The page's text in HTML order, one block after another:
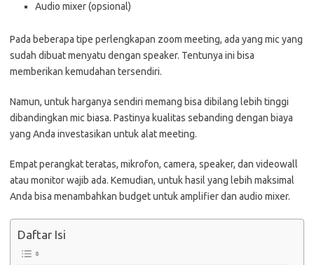
Audio mixer (opsional)
Pada beberapa tipe perlengkapan zoom meeting, ada yang mic yang
sudah dibuat menyatu dengan speaker. Tentunya ini bisa
memberikan kemudahan tersendiri.
Namun, untuk harganya sendiri memang bisa dibilang lebih tinggi
dibandingkan mic biasa. Pastinya kualitas sebanding dengan biaya
yang Anda investasikan untuk alat meeting.
Empat perangkat teratas, mikrofon, camera, speaker, dan videowall
atau monitor wajib ada. Kemudian, untuk hasil yang lebih maksimal
Anda bisa menambahkan budget untuk amplifier dan audio mixer.
Daftar Isi